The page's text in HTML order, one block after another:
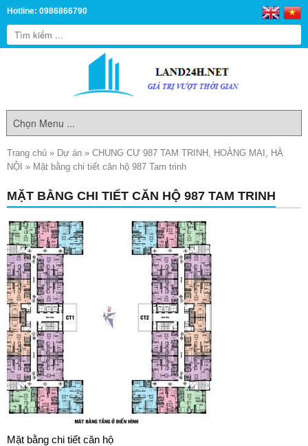
Hotline: 0986866790
Trang chủ » Dự án » CHUNG CƯ 987 TAM TRINH, HOÀNG MAI, HÀ
NỘI » Mặt bằng chi tiết căn hộ 987 Tam trinh
MẶT BẰNG CHI TIẾT CĂN HỘ 987 TAM TRINH
Mặt bằng chi tiết căn hộ